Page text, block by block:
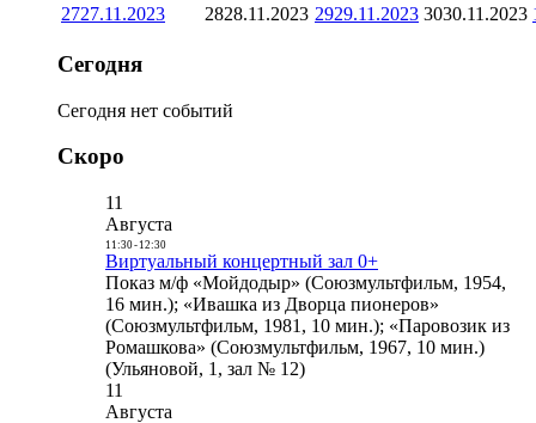
2727.11.2023 2828.11.2023 2929.11.2023 3030.11.2023
Сегодня
Сегодня нет событий
Скоро
11
Августа
11:30- 12:30
Виртуальный концертный зал 0+
Показ м/ф «Мойдодыр» (Союзмультфильм, 1954,
16 мин.); «Ивашка из Дворца пионеров»
(Союзмультфильм, 1981, 10 мин.); «Паровозик из
Ромашкова» (Союзмультфильм, 1967, 10 мин.)
(Ульяновой, 1, зал № 12)
11
Августа